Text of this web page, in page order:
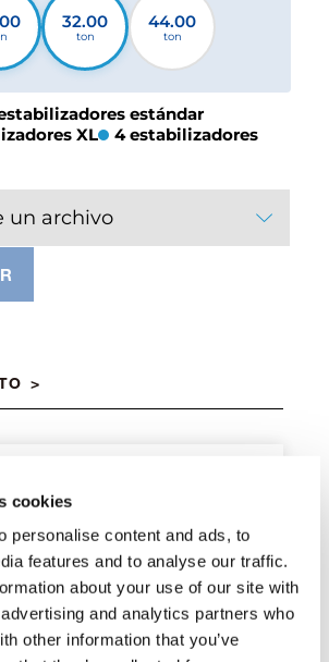
cookies
personalise content and ads, to
features and to analyse our traffic.
about your use of our site with
and analytics partners who
other information that you’ve
32.00
ton
44.00
ton
estándar
XL
4 estabilizadores
un archivo
doble